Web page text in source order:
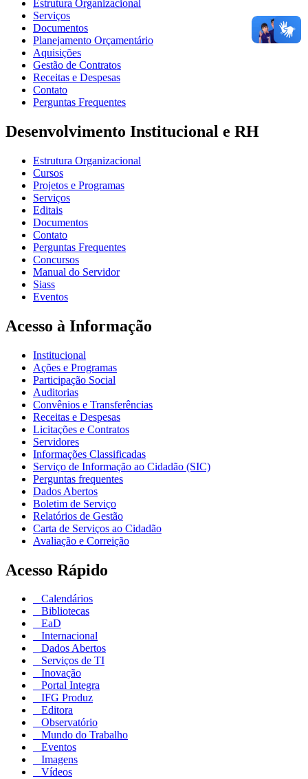
Estrutura Organizacional
Serviços
Documentos
Planejamento Orçamentário
Aquisições
Gestão de Contratos
Receitas e Despesas
Contato
Perguntas Frequentes
Desenvolvimento Institucional e RH
Estrutura Organizacional
Cursos
Projetos e Programas
Serviços
Editais
Documentos
Contato
Perguntas Frequentes
Concursos
Manual do Servidor
Siass
Eventos
Acesso à Informação
Institucional
Ações e Programas
Participação Social
Auditorias
Convênios e Transferências
Receitas e Despesas
Licitações e Contratos
Servidores
Informações Classificadas
Serviço de Informação ao Cidadão (SIC)
Perguntas frequentes
Dados Abertos
Boletim de Serviço
Relatórios de Gestão
Carta de Serviços ao Cidadão
Avaliação e Correição
Acesso Rápido
Calendários
Bibliotecas
EaD
Internacional
Dados Abertos
Serviços de TI
Inovação
Portal Integra
IFG Produz
Editora
Observatório
Mundo do Trabalho
Eventos
Imagens
Vídeos